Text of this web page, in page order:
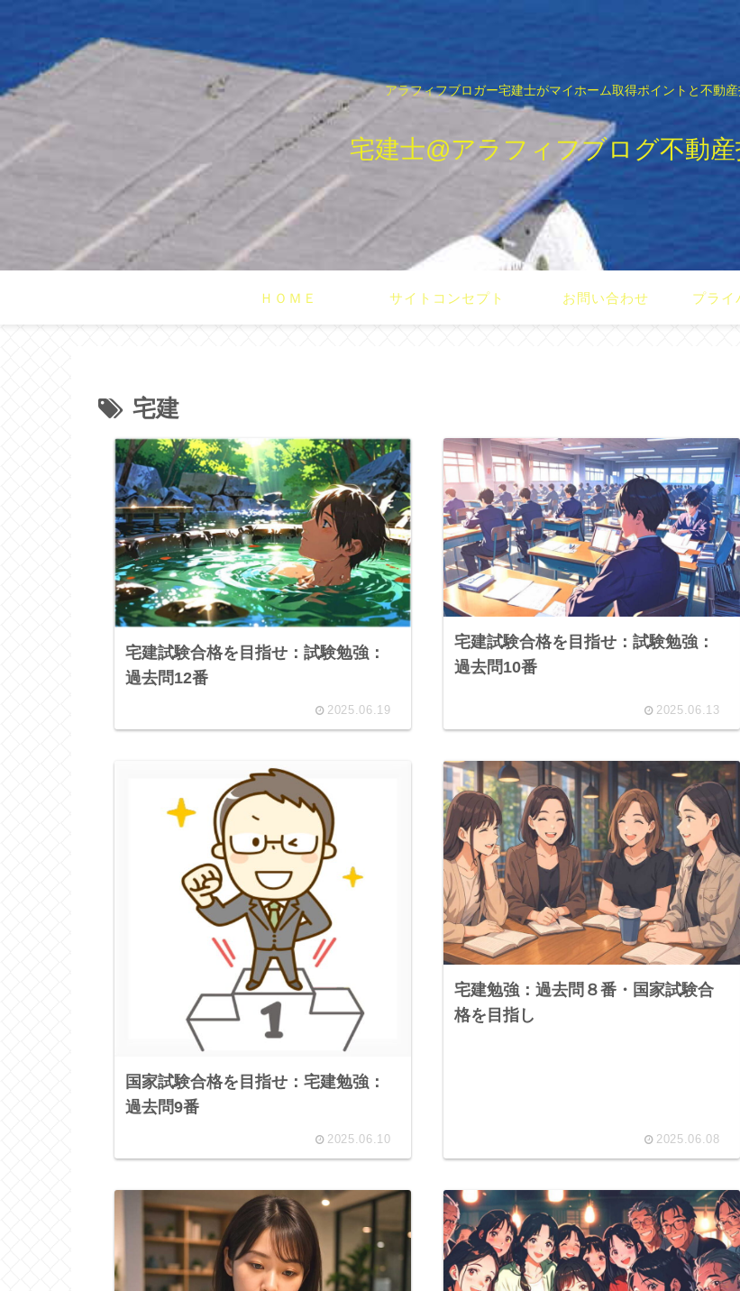
アラフィフブロガー宅建士がマイホーム取得ポイントと不動
宅建士@アラフィフブログ不動
ＨＯＭＥ サイトコンセプト お問い合わせ プライ
宅建
宅建試験合格を目指せ：試験勉強：
過去問12番
2025.06.19
宅建試験合格を目指せ：試験勉強：
過去問10番
2025.06.13
国家試験合格を目指せ：宅建勉強：
過去問9番
2025.06.10
宅建勉強：過去問８番・国家試験合
格を目指し
2025.06.08